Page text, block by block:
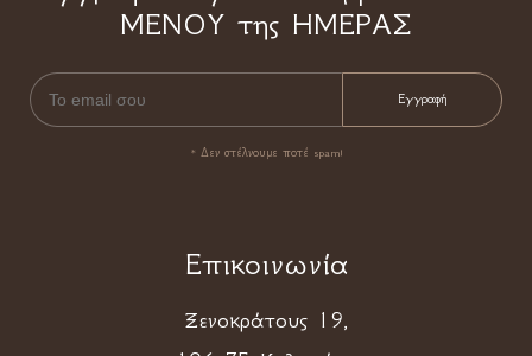
ΜΕΝΟΥ της ΗΜΕΡΑΣ
* Δεν στέλνουμε ποτέ spam!
Επικοινωνία
Ξενοκράτους 19,